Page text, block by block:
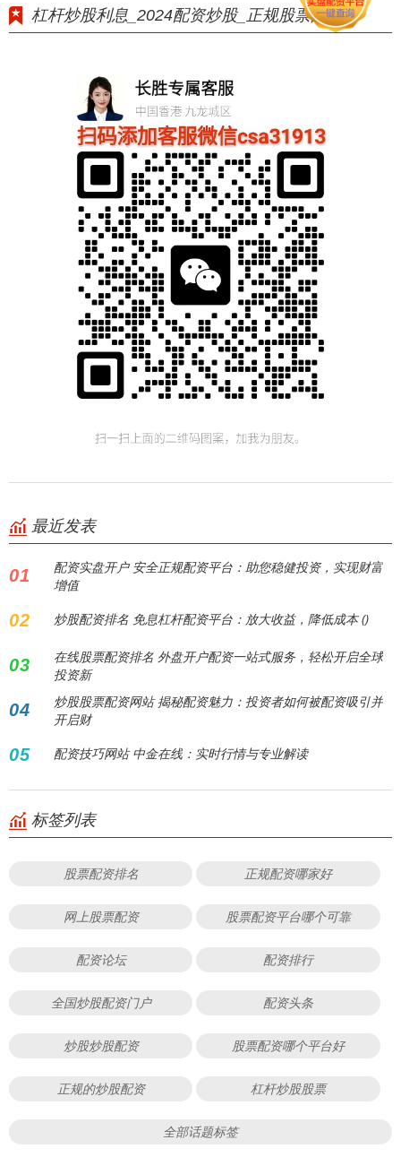
杠杆炒股利息_2024配资炒股_正规股票配资
最近发表
01
配资实盘开户 安全正规配资平台：助您稳健投资，实现财富
增值
02 炒股配资排名 免息杠杆配资平台：放大收益，降低成本 ()
03
在线股票配资排名 外盘开户配资一站式服务，轻松开启全球
投资新
04
炒股股票配资网站 揭秘配资魅力：投资者如何被配资吸引并
开启财
05 配资技巧网站 中金在线：实时行情与专业解读
标签列表
股票配资排名 正规配资哪家好
网上股票配资 股票配资平台哪个可靠
配资论坛 配资排行
全国炒股配资门户 配资头条
炒股炒股配资 股票配资哪个平台好
正规的炒股配资 杠杆炒股股票
全部话题标签